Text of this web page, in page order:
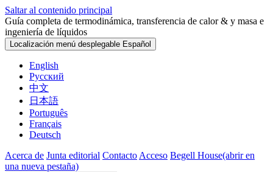
Saltar al contenido principal
Guía completa de termodinámica, transferencia de calor & y masa e
ingeniería de líquidos
Localización menú desplegable Español
English
Русский
中文
日本語
Português
Français
Deutsch
Acerca de Junta editorial Contacto Acceso Begell House(abrir en
una nueva pestaña)